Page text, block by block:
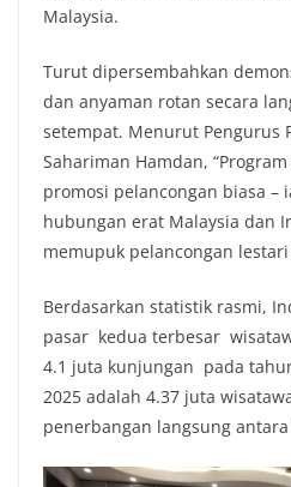
Malaysia.
Turut dipersembahkan
dan anyaman rotan secara
setempat. Menurut Pengurus
Sahariman Hamdan,
promosi pelancongan biasa –
hubungan erat Malaysia dan
memupuk pelancongan
Berdasarkan statistik rasmi,
pasar kedua terbesar
4.1 juta kunjungan pada
2025 adalah 4.37 juta
penerbangan langsung